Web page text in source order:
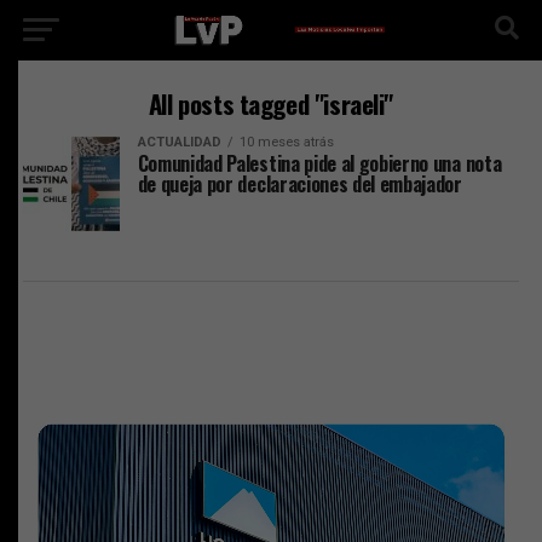
All posts tagged "israeli"
ACTUALIDAD 10 meses atrás
Comunidad Palestina pide al gobierno una nota
de queja por declaraciones del embajador